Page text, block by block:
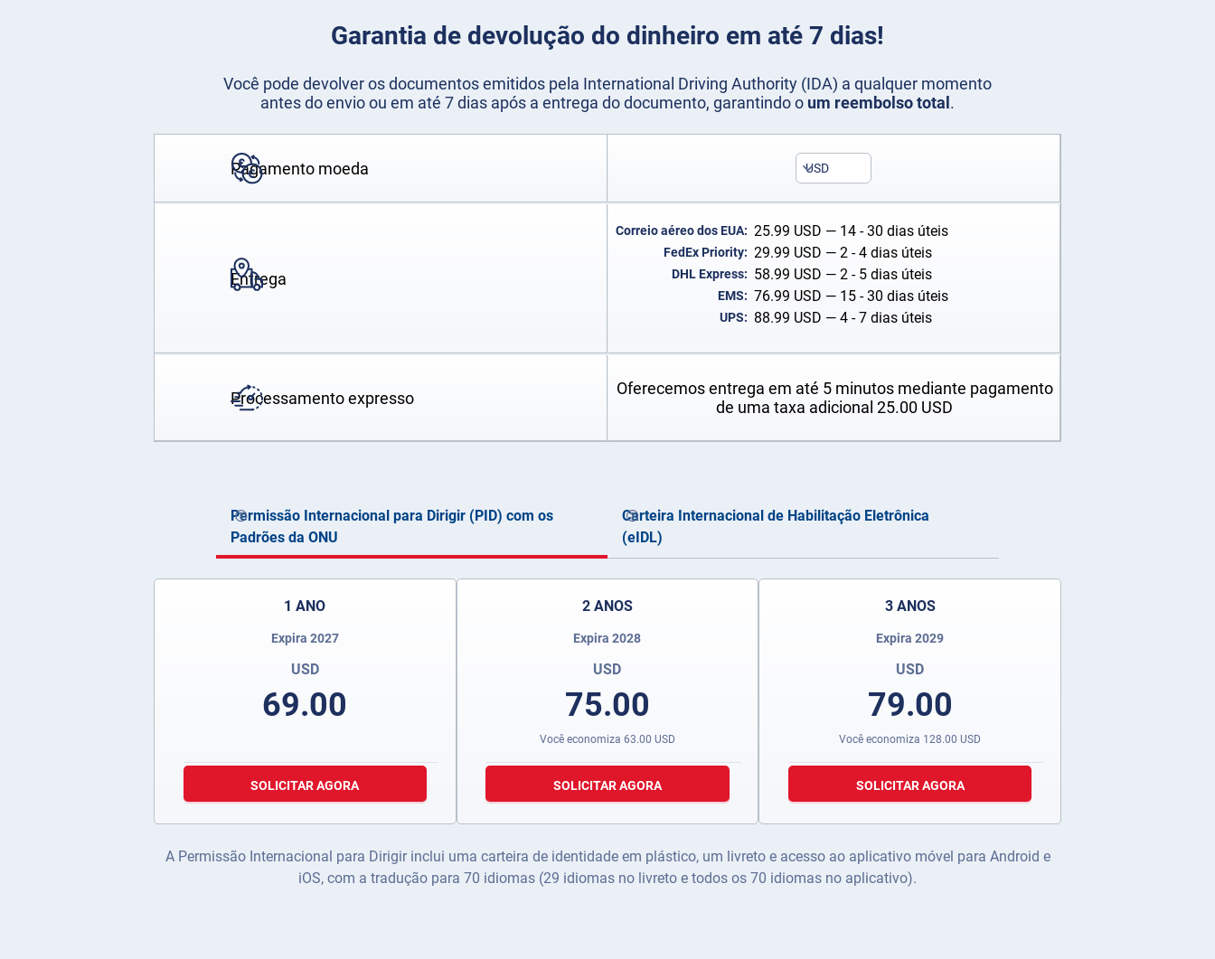
Garantia de devolução do dinheiro em até 7 dias!
Você pode devolver os documentos emitidos pela International Driving Authority (IDA) a qualquer momento
antes do envio ou em até 7 dias após a entrega do documento, garantindo o um reembolso total .
Pagamento moeda USD
Entrega
Correio aéreo dos EUA: 25.99 USD — 14 - 30 dias úteis
FedEx Priority: 29.99 USD — 2 - 4 dias úteis
DHL Express: 58.99 USD — 2 - 5 dias úteis
EMS: 76.99 USD — 15 - 30 dias úteis
UPS: 88.99 USD — 4 - 7 dias úteis
Processamento expresso
Oferecemos entrega em até 5 minutos mediante pagamento
de uma taxa adicional25.00 USD
Permissão Internacional para Dirigir (PID) com os
Padrões da ONU
Carteira Internacional de Habilitação Eletrônica
(eIDL)
1 ANO
Expira 2027
USD
69.00
SOLICITAR AGORA
2 ANOS
Expira 2028
USD
75.00
Você economiza 63.00 USD
SOLICITAR AGORA
3 ANOS
Expira 2029
USD
79.00
Você economiza 128.00 USD
SOLICITAR AGORA
A Permissão Internacional para Dirigir inclui uma carteira de identidade em plástico, um livreto e acesso ao aplicativo móvel para Android e
iOS, com a tradução para 70 idiomas (29 idiomas no livreto e todos os 70 idiomas no aplicativo).